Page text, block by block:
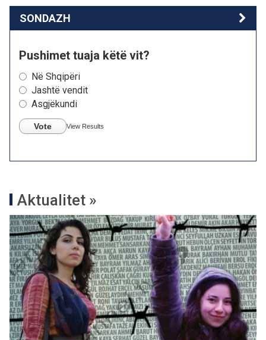
SONDAZH
Pushimet tuaja këtë vit?
Në Shqipëri
Jashtë vendit
Asgjëkundi
Vote View Results
Aktualitet »